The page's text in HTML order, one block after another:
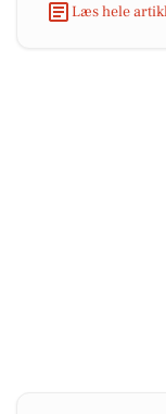
Læs hele